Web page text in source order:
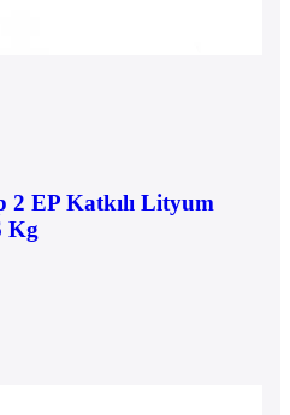
2 EP Katkılı Lityum
Kg